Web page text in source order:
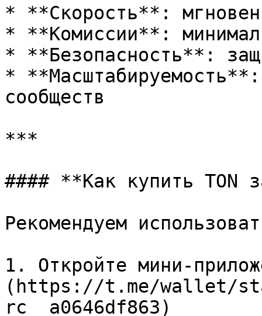
* **Скорость**:
* **Комиссии**:
* **Безопасность**:
*
сообществ
***
#### **Как купить TON
Рекомендуем
1. Откройте мини-
(https://t.me/wallet/
rc__a0646df863)